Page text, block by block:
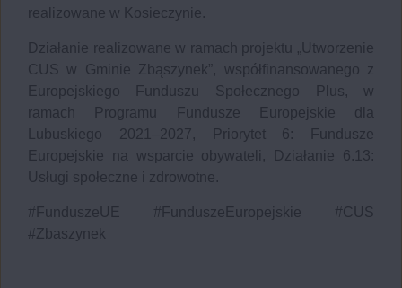
realizowane w Kosieczynie.
Działanie realizowane w ramach projektu „Utworzenie
CUS w Gminie Zbąszynek”, współfinansowanego z
Europejskiego Funduszu Społecznego Plus, w
ramach Programu Fundusze Europejskie dla
Lubuskiego 2021–2027, Priorytet 6: Fundusze
Europejskie na wsparcie obywateli, Działanie 6.13:
Usługi społeczne i zdrowotne.
#FunduszeUE #FunduszeEuropejskie #CUS
#Zbaszynek